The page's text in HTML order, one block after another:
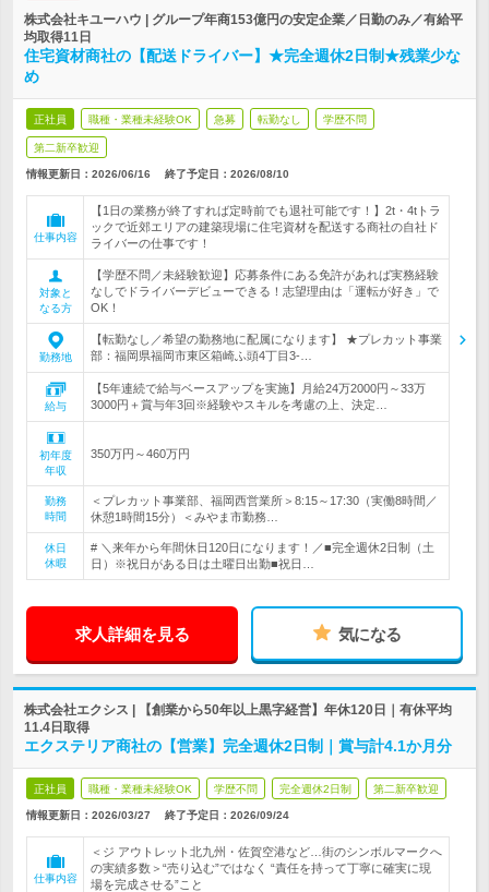
株式会社キユーハウ | グループ年商153億円の安定企業／日勤のみ／有給平
均取得11日
住宅資材商社の【配送ドライバー】★完全週休2日制★残業少な
め
正社員 職種・業種未経験OK 急募 転勤なし 学歴不問
第二新卒歓迎
情報更新日：2026/06/16 終了予定日： 2026/08/10
仕事内容
【1日の業務が終了すれば定時前でも退社可能です！】2t・4tトラ
ックで近郊エリアの建築現場に住宅資材を配送する商社の自社ド
ライバーの仕事です！
対象と
なる方
【学歴不問／未経験歓迎】応募条件にある免許があれば実務経験
なしでドライバーデビューできる！志望理由は「運転が好き」で
OK！
勤務地
【転勤なし／希望の勤務地に配属になります】 ★プレカット事業
部：福岡県福岡市東区箱崎ふ頭4丁目3-…
給与
【5年連続で給与ベースアップを実施】月給24万2000円～33万
3000円＋賞与年3回※経験やスキルを考慮の上、決定…
初年度
年収
350万円～460万円
勤務
時間
＜プレカット事業部、福岡西営業所＞8:15～17:30（実働8時間／
休憩1時間15分）＜みやま市勤務…
休日
休暇
# ＼来年から年間休日120日になります！／■完全週休2日制（土
日）※祝日がある日は土曜日出勤■祝日…
求人詳細を見る 気になる
株式会社エクシス | 【創業から50年以上黒字経営】年休120日｜有休平均
11.4日取得
エクステリア商社の【営業】完全週休2日制｜賞与計4.1か月分
正社員 職種・業種未経験OK 学歴不問 完全週休2日制 第二新卒歓迎
情報更新日：2026/03/27 終了予定日： 2026/09/24
仕事内容
＜ジ アウトレット北九州・佐賀空港など…街のシンボルマークへ
の実績多数＞“売り込む”ではなく “責任を持って丁寧に確実に現
場を完成させる”こと